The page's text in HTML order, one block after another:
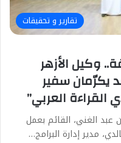
تقارير و تحقيقات
وكيل الأزهر
يكرّمان سفير
القراءة العربي”
الغني، القائم بعمل
مدير إدارة البرامج…